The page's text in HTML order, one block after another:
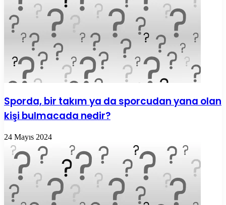
Sporda, bir takım ya da sporcudan yana olan
kişi bulmacada nedir?
24 Mayıs 2024